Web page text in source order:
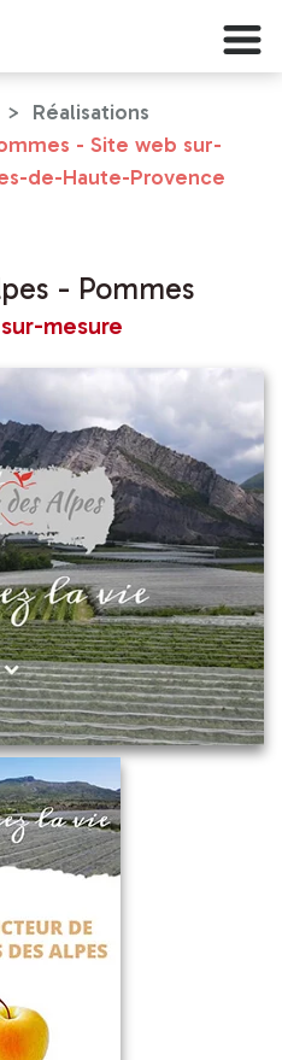
Réalisations
- Site web sur-
de-Haute-Provence
- Pommes
mesure